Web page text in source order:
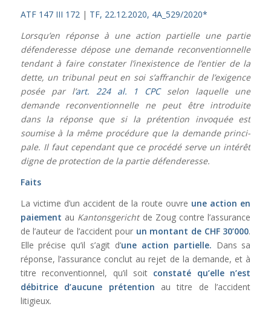
ATF 147 III 172| TF, 22.12.2020, 4A_529/2020*
Lorsqu’en réponse à une action partielle une partie
défenderesse dépose une demande reconventionnelle
tendant à faire constater l’inexistence de l’entier de la
dette, un tribunal peut en soi s’affranchir de l’exigence
posée par l’art. 224 al. 1 CPCselon laquelle une
demande reconventionnelle ne peut être introduite
dans la réponse que si la prétention invoquée est
soumise à la même procédure que la demande princi­
pale. Il faut cependant que ce procédé serve un intérêt
digne de protection de la partie défenderesse.
Faits
La victime d’un accident de la route ouvre une action en
paiement au Kantonsgerichtde Zoug contre l’assurance
de l’auteur de l’accident pour un montant de CHF 30’000.
Elle précise qu’il s’agit d’une action partielle. Dans sa
réponse, l’assurance conclut au rejet de la demande, et à
titre reconventionnel, qu’il soit constaté qu’elle n’est
débitrice d’aucune prétention au titre de l’accident
litigieux.